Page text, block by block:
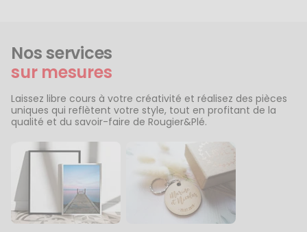
Nos services
sur mesures
Laissez libre cours à votre créativité et réalisez des pièces
uniques qui reflètent votre style, tout en profitant de la
qualité et du savoir-faire de Rougier&Plé.